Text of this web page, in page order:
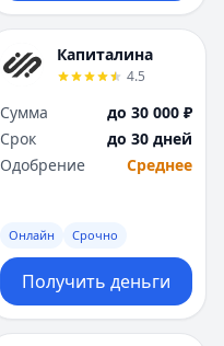
Капиталина
4.5
Сумма
до 30 000 ₽
Срок
до 30 дней
Одобрение
Среднее
Онлайн Срочно
Получить деньги